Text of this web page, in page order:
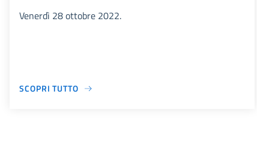
Venerdì 28 ottobre 2022.
SCOPRI TUTTO